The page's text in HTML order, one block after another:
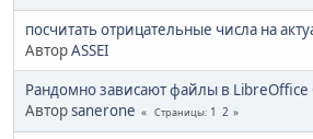
посчитать отрицательные числа на
АвторASSEI
Рандомно зависают файлы в LibreOffice
Авторsanerone Страницы 1 2